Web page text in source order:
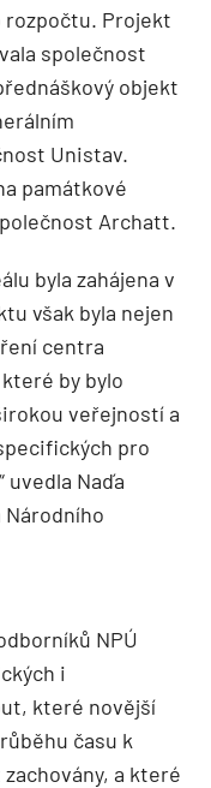
rozpočtu. Projekt
společnost
objekt
Unistav.
památkové
Archatt.
byla zahájena v
však byla nejen
centra
by bylo
veřejností a
pro
Naďa
NPÚ
i
které novější
času k
a které